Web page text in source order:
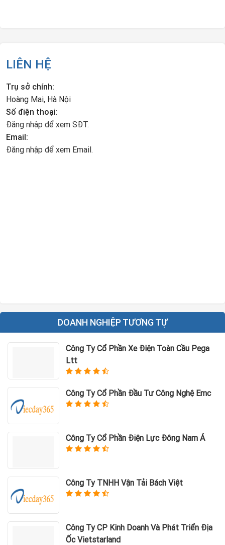
LIÊN HỆ
Trụ sở chính:
Hoàng Mai, Hà Nội
Số điện thoại:
Đăng nhập để xem SĐT.
Email:
Đăng nhập để xem Email.
DOANH NGHIỆP TƯƠNG TỰ
Công Ty Cổ Phần Xe Điện Toàn Cầu Pega
Ltt
Công Ty Cổ Phần Đầu Tư Công Nghệ Emc
Công Ty Cổ Phần Điện Lực Đông Nam Á
Công Ty TNHH Vận Tải Bách Việt
Công Ty CP Kinh Doanh Và Phát Triển Địa
Ốc Vietstarland